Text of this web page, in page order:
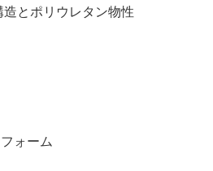
とポリウレタン物性
ーム